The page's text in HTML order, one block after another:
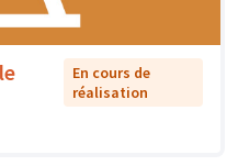
En cours de
réalisation